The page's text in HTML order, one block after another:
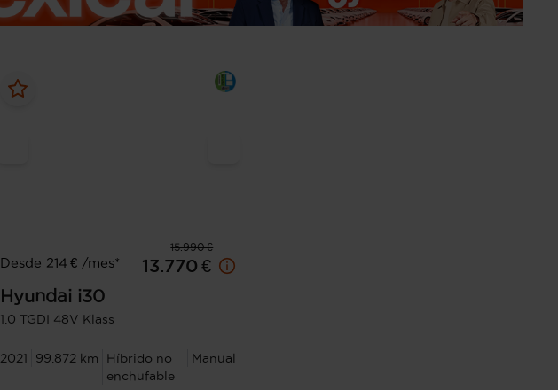
15.990 €
Desde 214 € /mes*
13.770 €
Hyundai i30
1.0 TGDI 48V Klass
2021 99.872 km
Híbrido no
enchufable
Manual